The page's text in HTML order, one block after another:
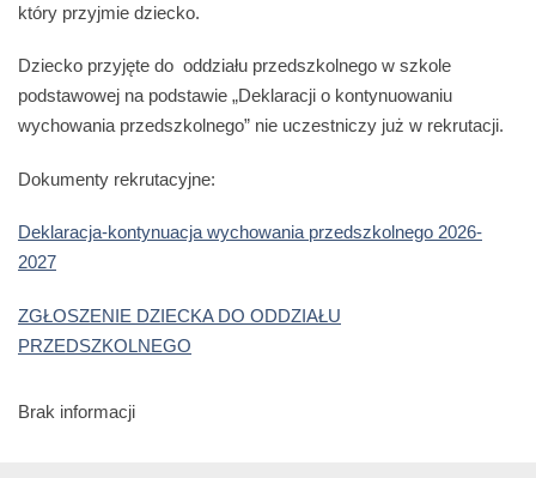
który przyjmie dziecko.
Dziecko przyjęte do oddziału przedszkolnego w szkole
podstawowej na podstawie „Deklaracji o kontynuowaniu
wychowania przedszkolnego” nie uczestniczy już w rekrutacji.
Dokumenty rekrutacyjne:
Deklaracja-kontynuacja wychowania przedszkolnego 2026-
2027
ZGŁOSZENIE DZIECKA DO ODDZIAŁU
PRZEDSZKOLNEGO
Brak informacji